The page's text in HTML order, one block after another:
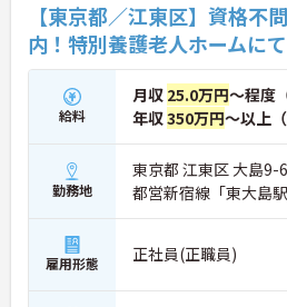
【東京都／江東区】資格
内！特別養護老人ホームに
給料
月収 25.0万円～程度
年収350万円～以上
勤務地
東京都 江東区 大島9-
都営新宿線「東大島
雇用形態 正社員(正職員)